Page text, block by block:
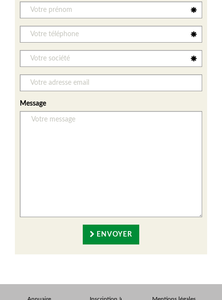
Message
ENVOYER